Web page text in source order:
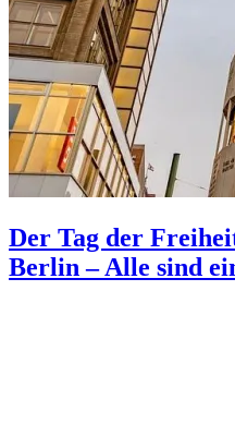
Der Tag der
Berlin – Alle sind